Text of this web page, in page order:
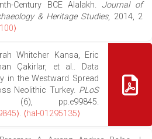
Century BCE Alalakh. Journal of
& Heritage Studies, 2014, 2
Whitcher Kansa, Eric
Çakirlar, et al.. Data
in the Westward Spread
Neolithic Turkey. PLoS
pp.e99845.
. ⟨hal-01295135⟩